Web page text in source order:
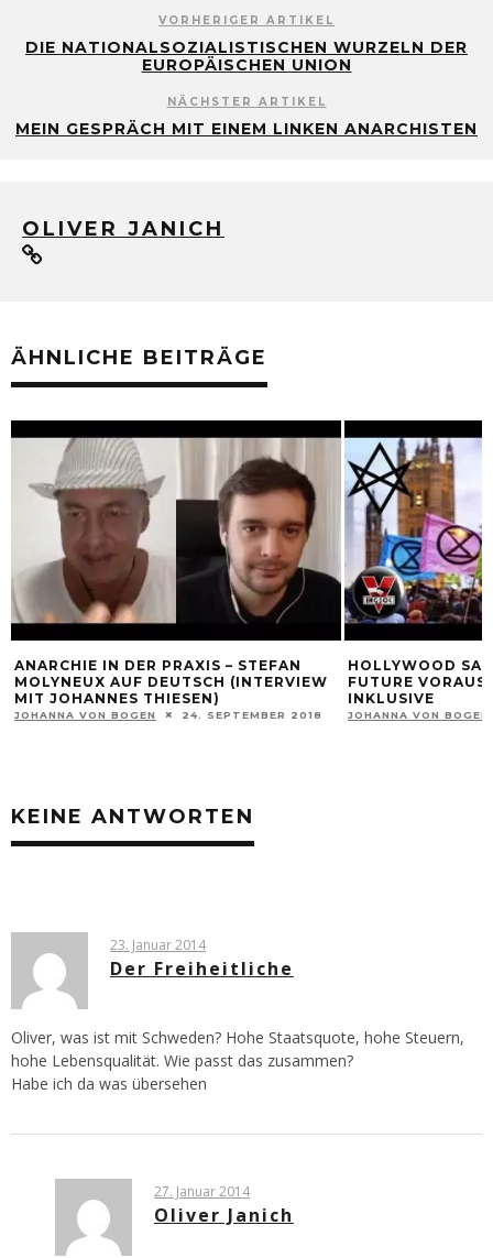
VORHERIGER ARTIKEL
DIE NATIONALSOZIALISTISCHEN WURZELN DER
EUROPÄISCHEN UNION
NÄCHSTER ARTIKEL
MEIN GESPRÄCH MIT EINEM LINKEN ANARCHISTEN
OLIVER JANICH
ÄHNLICHE BEITRÄGE
ANARCHIE IN DER PRAXIS – STEFAN
MOLYNEUX AUF DEUTSCH (INTERVIEW
MIT JOHANNES THIESEN)
JOHANNA VON BOGEN 24. SEPTEMBER 2018
HOLLYWOOD
FUTURE
INKLUSIVE
JOHANNA VON BOGEN
KEINE ANTWORTEN
23. Januar 2014
Der Freiheitliche
Oliver, was ist mit Schweden? Hohe Staatsquote, hohe Steuern,
hohe Lebensqualität. Wie passt das zusammen?
Habe ich da was übersehen
27. Januar 2014
Oliver Janich